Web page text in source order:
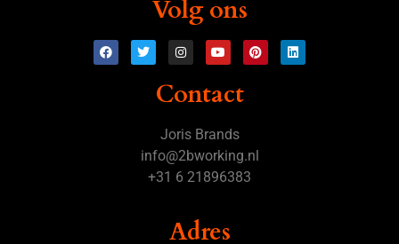
Volg ons
Contact
Joris Brands
info@2bworking.nl
+31 6 21896383
Adres